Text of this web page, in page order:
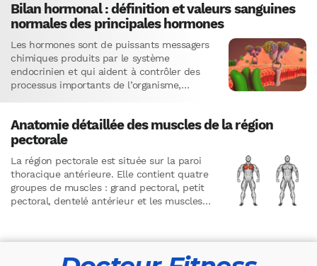
Bilan hormonal : définition et valeurs sanguines
normales des principales hormones
Les hormones sont de puissants messagers
chimiques produits par le système
endocrinien et qui aident à contrôler des
processus importants de l’organisme,
Anatomie détaillée des muscles de la région
pectorale
La région pectorale est située sur la paroi
thoracique antérieure. Elle contient quatre
groupes de muscles : grand pectoral, petit
pectoral, dentelé antérieur et les muscles